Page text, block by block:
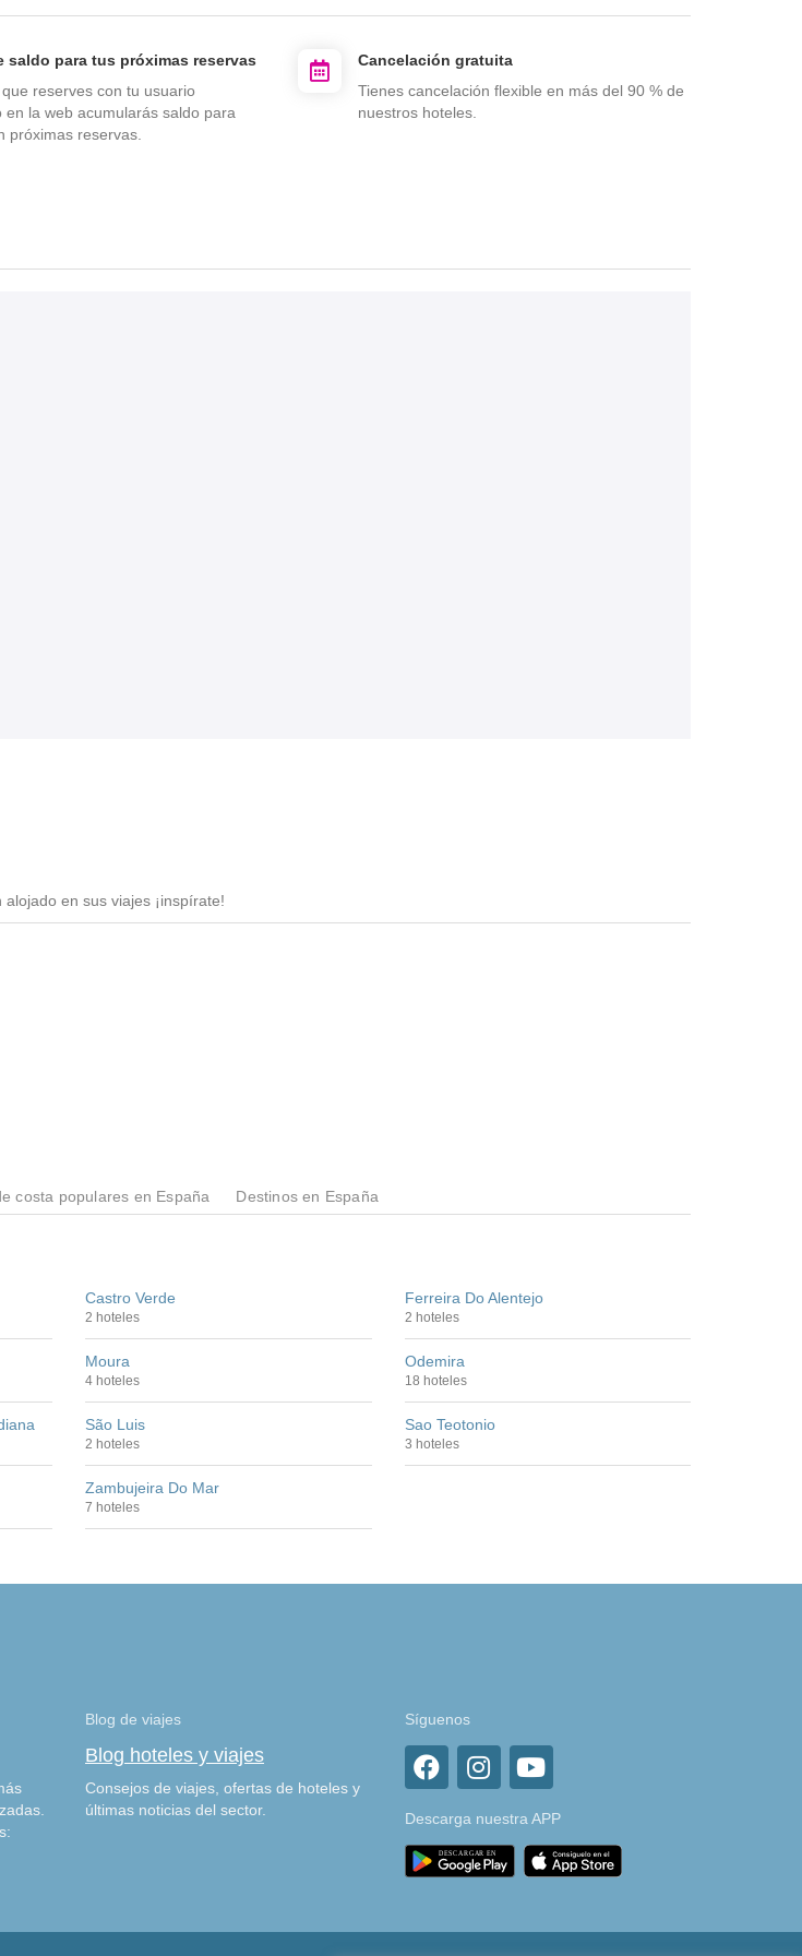
saldo para tus próximas reservas
reserves con tu usuario
en la web acumularás saldo para
próximas reservas.
Cancelación gratuita
Tienes cancelación flexible en más del 90 % de
nuestros hoteles.
en sus viajes ¡inspírate!
costa populares en España Destinos en España
Castro Verde
2 hoteles
Ferreira Do Alentejo
2 hoteles
Moura
4 hoteles
Odemira
18 hoteles
São Luis
2 hoteles
Sao Teotonio
3 hoteles
Zambujeira Do Mar
7 hoteles
Blog de viajes
Blog hoteles y viajes
Consejos de viajes, ofertas de hoteles y
últimas noticias del sector.
Síguenos
Descarga nuestra APP